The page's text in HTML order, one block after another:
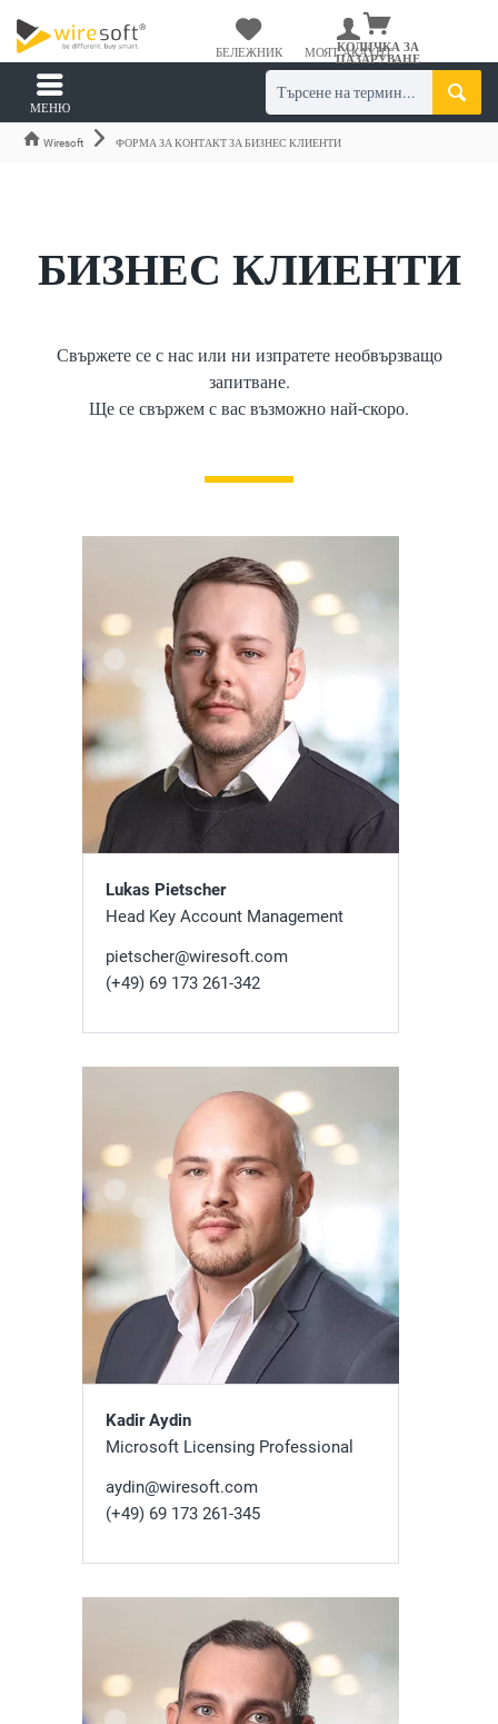
КОЛИЧКА ЗА
ПАЗАРУВАНЕ
БЕЛЕЖНИК МОЯТ АКАУНТ
МЕНЮ
Wiresoft ФОРМА ЗА КОНТАКТ ЗА БИЗНЕС КЛИЕНТИ
БИЗНЕС КЛИЕНТИ
Свържете се с нас или ни изпратете необвързващо
запитване.
Ще се свържем с вас възможно най-скоро.
Lukas Pietscher
Head Key Account Management
pietscher@wiresoft.com
(+49) 69 173 261-342
Kadir Aydin
Microsoft Licensing Professional
aydin@wiresoft.com
(+49) 69 173 261-345